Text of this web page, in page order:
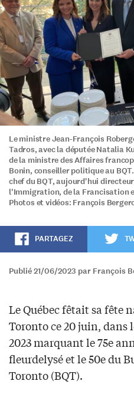
Le ministre Jean-François
Tadros, avec la députée Natalia
de la ministre des Affaires
Bonin, conseiller politique au
chef du BQT, aujourd'hui
l'Immigration, de la Francisation
Photos et vidéos: François
PARTAGEZ
Publié 21/06/2023 par François
Le Québec fêtait sa fête
Toronto ce 20 juin, dans
2023 marquant le 75e
fleurdelysé et le 50e du
Toronto (BQT).